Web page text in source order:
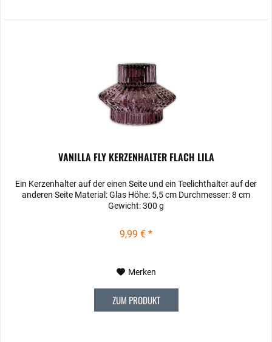
VANILLA FLY KERZENHALTER FLACH LILA
Ein Kerzenhalter auf der einen Seite und ein Teelichthalter auf der
anderen Seite Material: Glas Höhe: 5,5 cm Durchmesser: 8 cm
Gewicht: 300 g
9,99 € *
Merken
ZUM PRODUKT